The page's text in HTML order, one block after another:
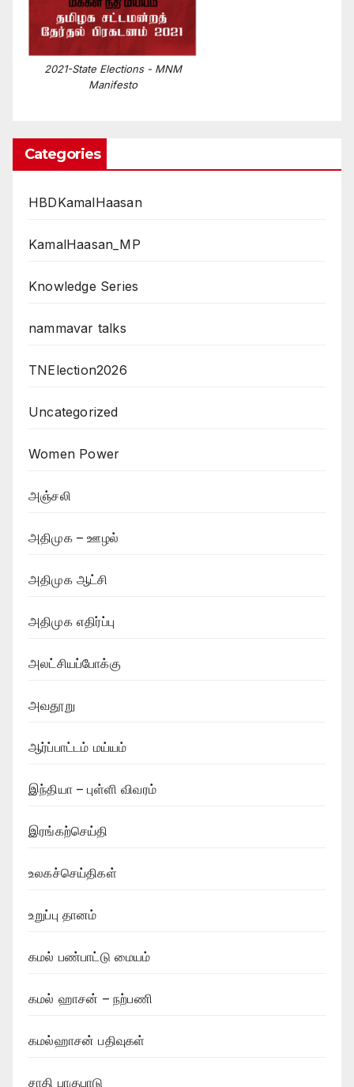
2021-State Elections - MNM
Manifesto
Categories
HBDKamalHaasan
KamalHaasan_MP
Knowledge Series
nammavar talks
TNElection2026
Uncategorized
Women Power
அஞ்சலி
அதிமுக – ஊழல்
அதிமுக ஆட்சி
அதிமுக எதிர்ப்பு
அலட்சியப்போக்கு
அவதூறு
ஆர்ப்பாட்டம் மய்யம்
இந்தியா – புள்ளி விவரம்
இரங்கற்செய்தி
உலகச்செய்திகள்
உறுப்பு தானம்
கமல் பண்பாட்டு மையம்
கமல் ஹாசன் – நற்பணி
கமல்ஹாசன் பதிவுகள்
சாதி பாகுபாடு